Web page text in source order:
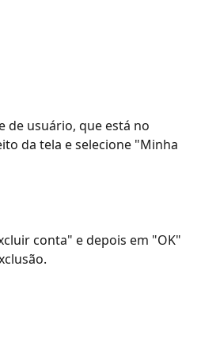
de usuário, que está no
da tela e selecione "Minha
conta" e depois em "OK"